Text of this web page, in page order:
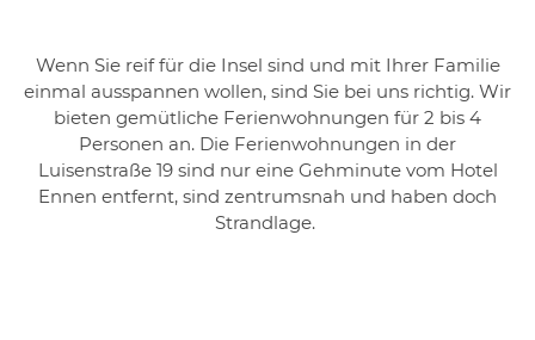
Wenn Sie reif für die Insel sind und mit Ihrer Familie
einmal ausspannen wollen, sind Sie bei uns richtig. Wir
bieten gemütliche Ferienwohnungen für 2 bis 4
Personen an. Die Ferienwohnungen in der
Luisenstraße 19 sind nur eine Gehminute vom Hotel
Ennen entfernt, sind zentrumsnah und haben doch
Strandlage.